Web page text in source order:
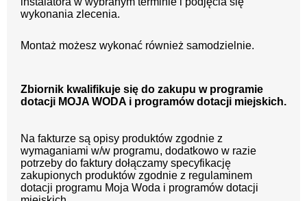
wykonania zlecenia.
Montaż możesz wykonać również samodzielnie.
Zbiornik kwalifikuje się do zakupu w programie
dotacji MOJA WODA i programów dotacji miejskich.
Na fakturze są opisy produktów zgodnie z
wymaganiami w/w programu, dodatkowo w razie
potrzeby do faktury dołączamy specyfikację
zakupionych produktów zgodnie z regulaminem
dotacji programu Moja Woda i programów dotacji